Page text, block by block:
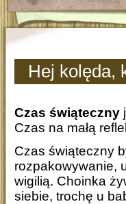
Hej kolęda,
Czas świąteczny
Czas na małą
Czas świąteczny
rozpakowywanie,
wigilią. Choinka
siebie, trochę u